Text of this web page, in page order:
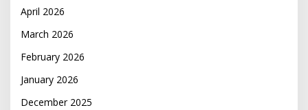
April 2026
March 2026
February 2026
January 2026
December 2025